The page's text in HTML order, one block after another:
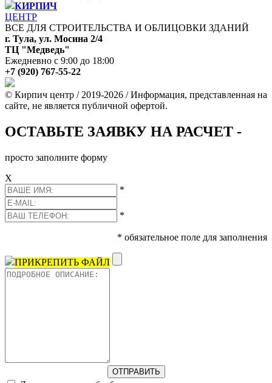
КИРПИЧ
ЦЕНТР
ВСЕ ДЛЯ СТРОИТЕЛЬСТВА И ОБЛИЦОВКИ ЗДАНИЙ
г. Тула, ул. Мосина 2/4
ТЦ "Медведь"
Ежедневно с 9:00 до 18:00
+7 (920) 767-55-22
© Кирпич центр / 2019-2026 / Информация, представленная на
сайте, не является публичной офертой.
ОСТАВЬТЕ ЗАЯВКУ НА РАСЧЕТ -
просто заполните форму
Х
*
*
* обязательное поле для заполнения
ПРИКРЕПИТЬ ФАЙЛ